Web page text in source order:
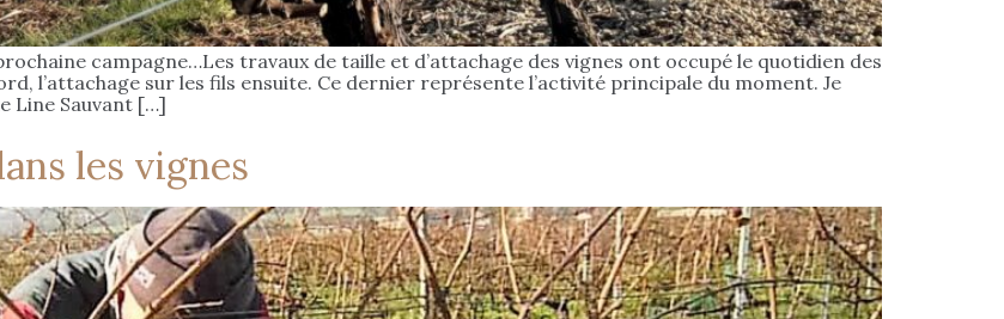
campagne…Les travaux de taille et d’attachage des vignes ont occupé le quotidien des
l’attachage sur les fils ensuite. Ce dernier représente l’activité principale du moment. Je
Line Sauvant […]
les vignes